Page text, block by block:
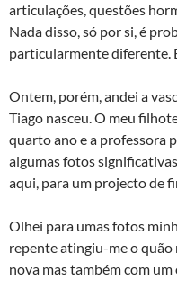
articulações, questões
Nada disso, só por si, é
particularmente diferente.
Ontem, porém, andei a
Tiago nasceu. O meu
quarto ano e a professora
algumas fotos
aqui, para um projecto de
Olhei para umas fotos
repente atingiu-me o quão
nova mas também com